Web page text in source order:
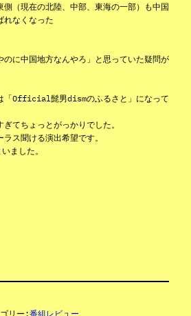
側（現在の北陸、中部、東海の一部）も中国
れなくなった
のに中国地方なんやろ」と思っていた疑問が
「Official髭男dismのふるさと」になって
てちょっとがっかりでした。
ス聞ける演出希望です。
ました。
リー:番組レビュー